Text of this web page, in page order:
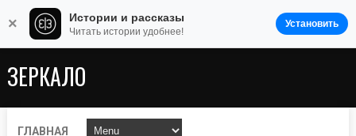
ЗЕРКАЛО
ГЛАВНАЯ
× Истории и рассказы
Читать истории удобнее!
Установить